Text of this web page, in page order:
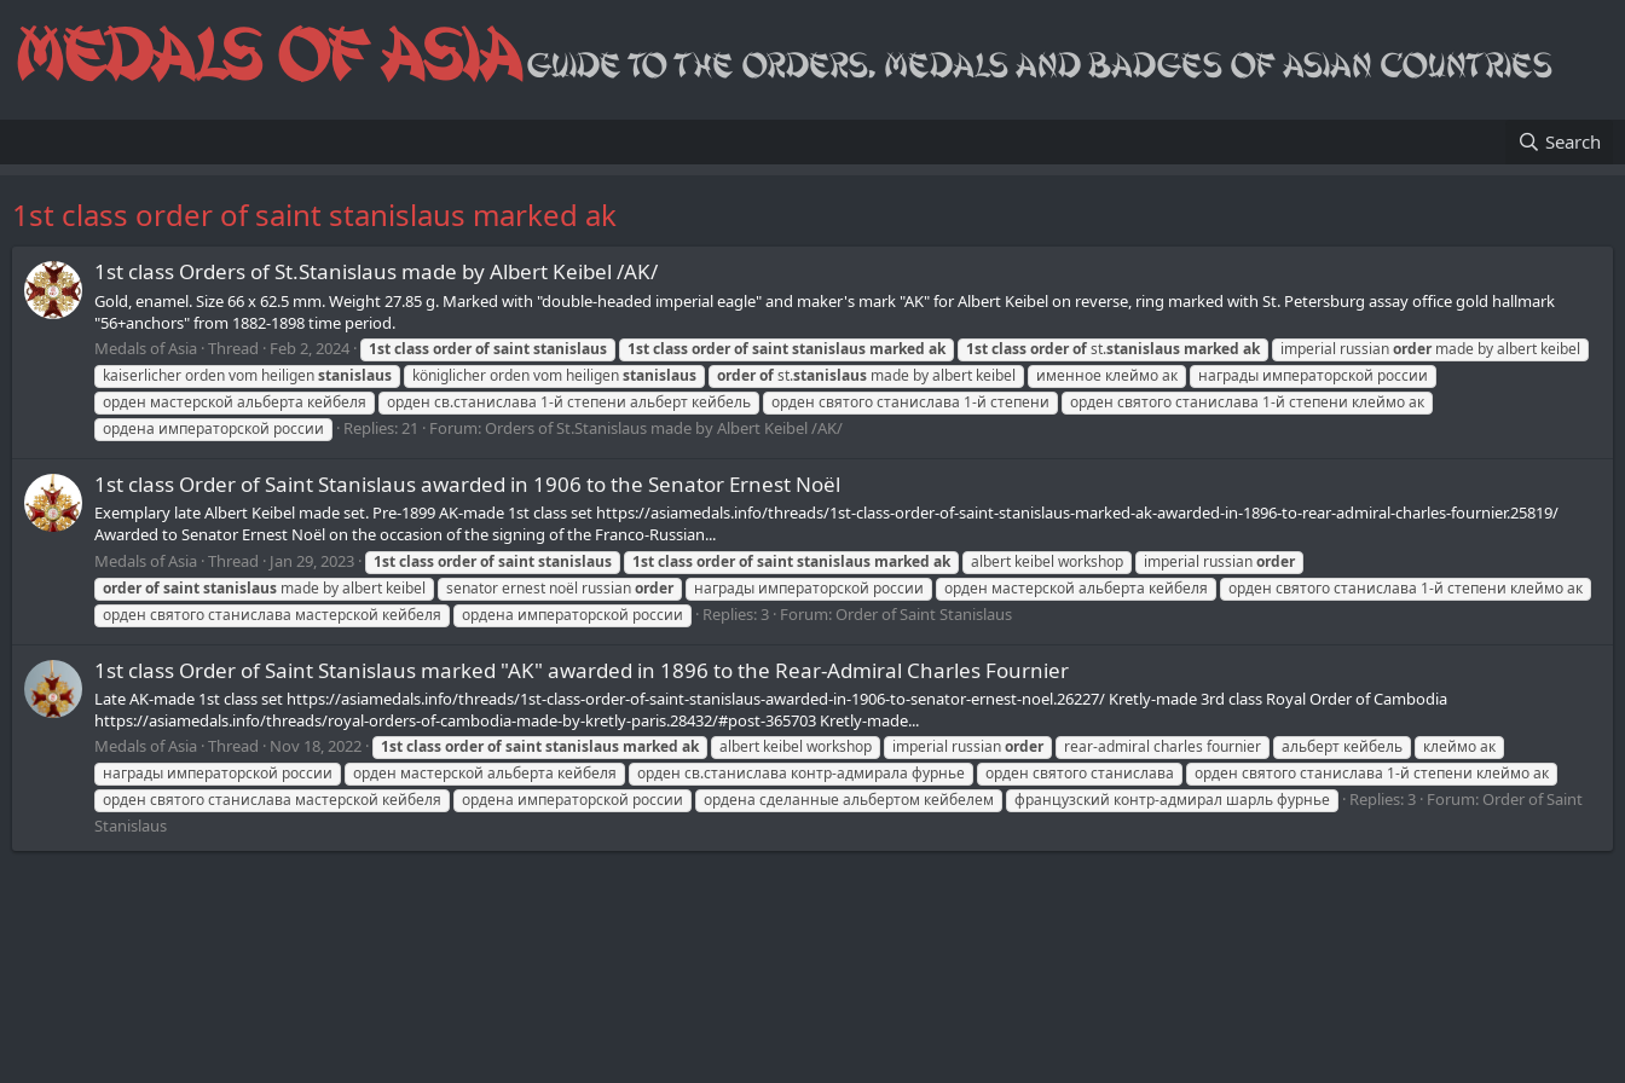
Search
1st class order of saint stanislaus marked ak
1st class Orders of St.Stanislaus made by Albert Keibel /AK/
Gold, enamel. Size 66 х 62.5 mm. Weight 27.85 g. Marked with "double-headed imperial eagle" and maker's mark "AK" for Albert Keibel on reverse, ring marked with St. Petersburg assay office gold hallmark
"56+anchors" from 1882-1898 time period.
Medals of Asia Thread Feb 2, 2024 1stclassorderofsaintstanislaus 1stclassorderofsaintstanislaus marked ak 1stclassorderofst.stanislaus marked ak imperial russianordermade by albert keibel
kaiserlicher orden vom heiligenstanislaus königlicher orden vom heiligenstanislaus orderofst.stanislaus made by albert keibel именное клеймо ак
награды императорской россии
орден мастерской альберта кейбеля
орден св.станислава 1-й степени альберт кейбель орден святого станислава 1-й степени
орден святого станислава 1-й степени клеймо ак
ордена императорской россии
Replies: 21 Forum: Orders of St.Stanislaus made by Albert Keibel /AK/
1st class Order of Saint Stanislaus awarded in 1906 to the Senator Ernest Noël
Exemplary late Albert Keibel made set. Pre-1899 AK-made 1st class set https://asiamedals.info/threads/1st-class-order-of-saint-stanislaus-marked-ak-awarded-in-1896-to-rear-admiral-charles-fournier.25819/
Awarded to Senator Ernest Noël on the occasion of the signing of the Franco-Russian...
Medals of Asia Thread Jan 29, 2023 1stclassorderofsaintstanislaus 1stclassorderofsaintstanislaus marked ak albert keibel workshop imperial russianorder
orderofsaintstanislaus made by albert keibel senator ernest noël russianorder награды императорской россии орден мастерской альберта кейбеля
орден святого станислава 1-й степени клеймо ак
орден святого станислава мастерской кейбеля
ордена императорской россии Replies: 3 Forum: Order of Saint Stanislaus
1st class Order of Saint Stanislaus marked "AK" awarded in 1896 to the Rear-Admiral Charles Fournier
Late AK-made 1st class set https://asiamedals.info/threads/1st-class-order-of-saint-stanislaus-awarded-in-1906-to-senator-ernest-noel.26227/ Kretly-made 3rd class Royal Order of Cambodia
https://asiamedals.info/threads/royal-orders-of-cambodia-made-by-kretly-paris.28432/#post-365703 Kretly-made...
Medals of Asia Thread Nov 18, 2022 1stclassorderofsaintstanislaus marked ak albert keibel workshop imperial russianorder rear-admiral charles fournier альберт кейбель
клеймо ак
награды императорской россии
орден мастерской альберта кейбеля орден св.станислава контр-адмирала фурнье орден святого станислава
орден святого станислава 1-й степени клеймо ак
орден святого станислава мастерской кейбеля
ордена императорской россии ордена сделанные альбертом кейбелем французский контр-адмирал шарль фурнье Replies: 3 Forum: Order of Saint
Stanislaus